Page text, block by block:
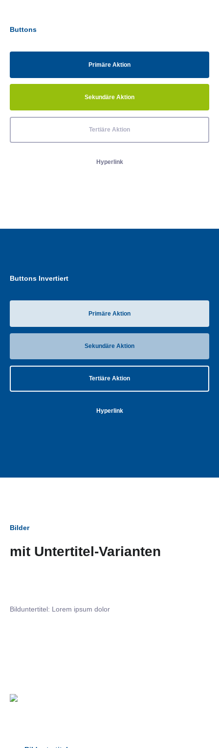
Buttons
Primäre Aktion
Sekundäre Aktion
Tertiäre Aktion
Hyperlink
Buttons Invertiert
Primäre Aktion
Sekundäre Aktion
Tertiäre Aktion
Hyperlink
Bilder
mit Untertitel-Varianten
Bilduntertitel: Lorem ipsum dolor